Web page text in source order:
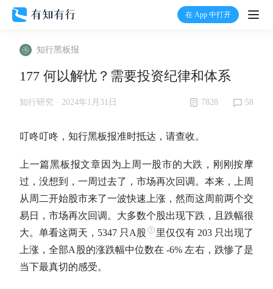
在 App 中打开
打
有行
温度计
加入我们
知行黑板报
177 何以解忧？需要投资纪律和体系
知行研究 · 2024年1月31日 7828 58
叮咚叮咚，知行黑板报准时抵达，请查收。
上一篇黑板报文章因为上周一股市的大跌，刚刚按摩
过，没想到，一周过去了，市场再次回调。本来，上周
从周二开始股市来了一波快速上涨，然而这周前两个交
易日，市场再次回调。大多数个股出现下跌，且跌幅很
大。单看这两天，5347 只 A股
里仅仅有 203 只出现了
上涨，全部A股的涨跌幅中位数在 -6% 左右，跌惨了是
当下最真切的感受。